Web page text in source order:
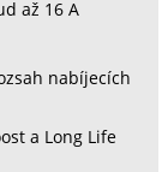
až 16 A
nabíjecích
a Long Life